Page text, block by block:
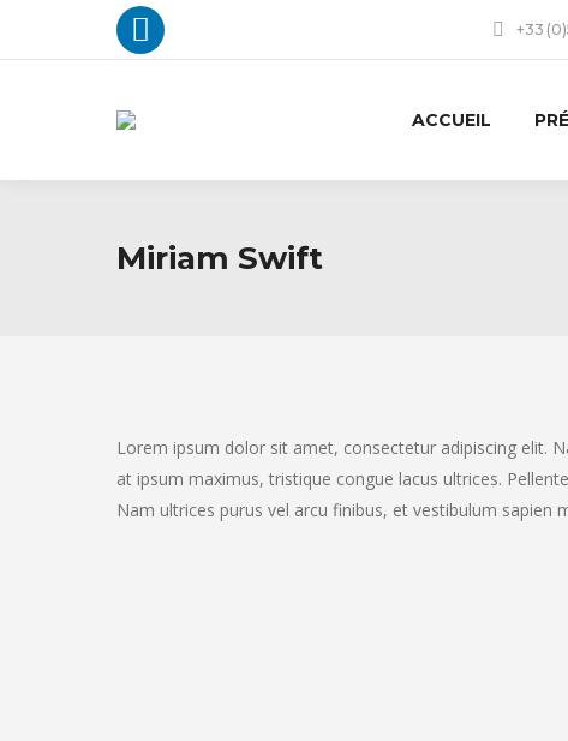
La
dans
+33
ACCUEIL
Miriam Swift
Lorem ipsum dolor sit amet, consectetur adipiscing elit.
at ipsum maximus, tristique congue lacus ultrices.
Nam ultrices purus vel arcu finibus, et vestibulum sapien